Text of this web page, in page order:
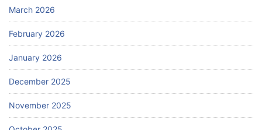
March 2026
February 2026
January 2026
December 2025
November 2025